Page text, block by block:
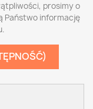
prosimy o
Państwo informację